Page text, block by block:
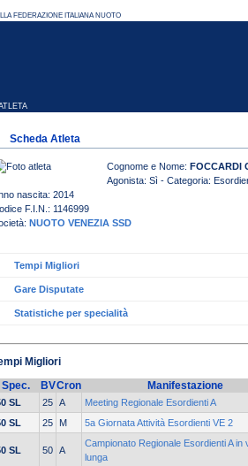
Scheda Atleta
Cognome e Nome: FOCCARDI
Agonista: Sì - Categoria:
nascita: 2014
F.I.N.: 1146999
NUOTO VENEZIA SSD
Tempi Migliori
Gare Disputate
Statistiche per specialità
Migliori
Spec.
BVCron Manifestazione
SL 25 A Meeting Regionale Esordienti A
SL
25 M 5a Giornata Attività Esordienti VE 2
SL 50 A
Campionato Regionale Esordienti A in
lunga